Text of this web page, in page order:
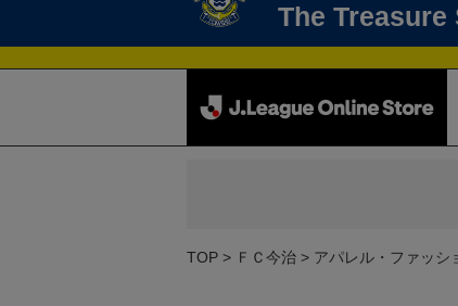
The Treasure
TOP ＦＣ今治 アパレル・ファッシ